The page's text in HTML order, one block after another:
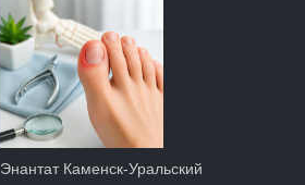
Энантат Каменск-Уральский